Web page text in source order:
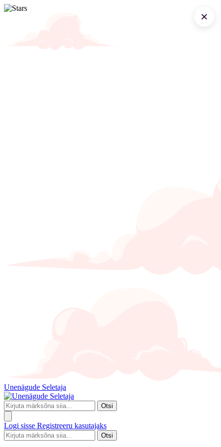
Unenägude Seletaja
Otsi
Logi sisse Registreeru kasutajaks
Otsi